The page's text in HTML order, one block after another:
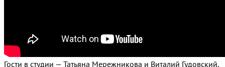
Гости в студии — Татьяна Мережникова и Виталий Гудовский,